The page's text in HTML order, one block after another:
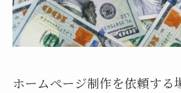
ホームページ制作を依頼する